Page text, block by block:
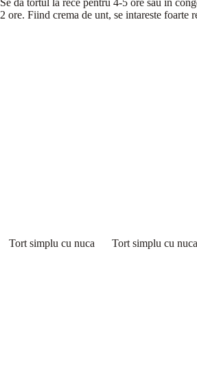
2 ore. Fiind crema de unt, se intareste foarte
Tort simplu cu nuca Tort simplu cu nuca